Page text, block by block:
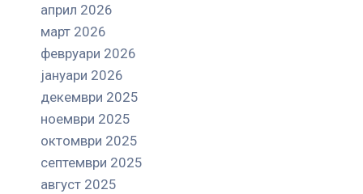
април 2026
март 2026
февруари 2026
јануари 2026
декември 2025
ноември 2025
октомври 2025
септември 2025
август 2025